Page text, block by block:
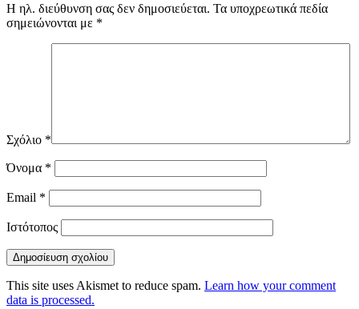
Η ηλ. διεύθυνση σας δεν δημοσιεύεται. Τα υποχρεωτικά πεδία
σημειώνονται με *
Σχόλιο *
Όνομα *
Email *
Ιστότοπος
This site uses Akismet to reduce spam. Learn how your comment
data is processed.